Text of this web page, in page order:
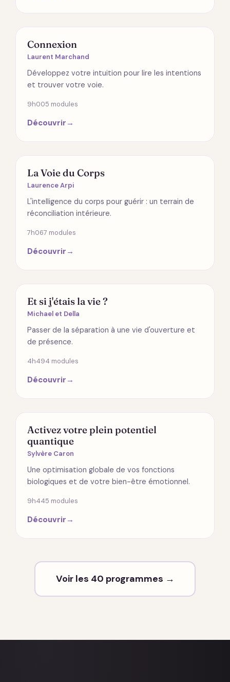
RELATIONS
Connexion
Laurent Marchand
Développez votre intuition pour lire les intentions
et trouver votre voie.
9h005 modules
Découvrir →
ÉMOTIONS
La Voie du Corps
Laurence Arpi
L'intelligence du corps pour guérir : un terrain de
réconciliation intérieure.
7h067 modules
Découvrir →
SPIRITUALITÉ
Et si j'étais la vie ?
Michael et Della
Passer de la séparation à une vie d'ouverture et
de présence.
4h494 modules
Découvrir →
SANTÉ
Activez votre plein potentiel
quantique
Sylvère Caron
Une optimisation globale de vos fonctions
biologiques et de votre bien-être émotionnel.
9h445 modules
Découvrir →
Voir les 40 programmes →